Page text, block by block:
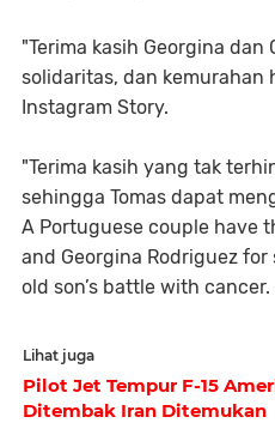
"Terima kasih Georgina
solidaritas, dan kemurahan
Instagram Story.
"Terima kasih yang tak
sehingga Tomas dapat
A Portuguese couple have
and Georgina Rodriguez
old son’s battle with cancer.
Lihat juga
Pilot Jet Tempur F-15
Ditembak Iran Ditemukan